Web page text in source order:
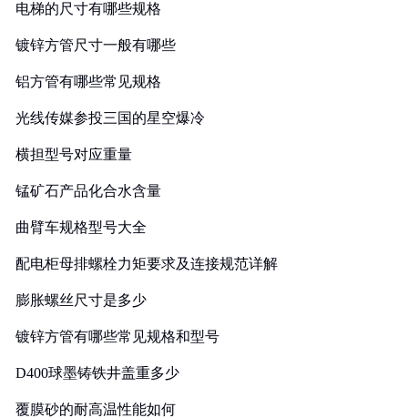
电梯的尺寸有哪些规格
镀锌方管尺寸一般有哪些
铝方管有哪些常见规格
光线传媒参投三国的星空爆冷
横担型号对应重量
锰矿石产品化合水含量
曲臂车规格型号大全
配电柜母排螺栓力矩要求及连接规范详解
膨胀螺丝尺寸是多少
镀锌方管有哪些常见规格和型号
D400球墨铸铁井盖重多少
覆膜砂的耐高温性能如何